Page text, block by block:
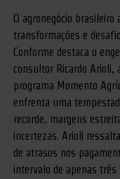
O agronegócio
transformações e
Conforme destaca o
consultor Ricardo Arioli,
programa Momento
enfrenta uma
recorde, margens
incertezas. Arioli
de atrasos nos
intervalo de apenas